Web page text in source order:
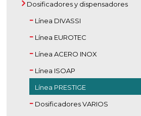
Dosificadores y dispensadores
Línea DIVASSI
Línea EUROTEC
Línea ACERO INOX
Línea ISOAP
Línea PRESTIGE
Dosificadores VARIOS